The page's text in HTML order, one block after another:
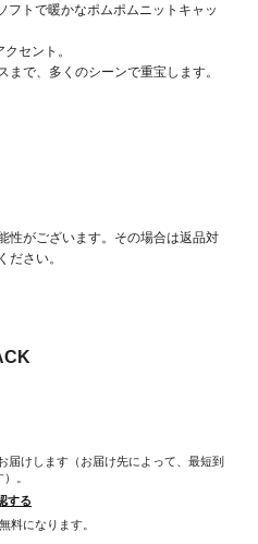
フトで暖かなポムポムニットキャッ
セント。
で、多くのシーンで重宝します。
性がございます。その場合は返品対
ださい。
けします（お届け先によって、最短到
。
する
料になります。